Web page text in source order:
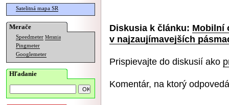
Satelitná mapa SR
Merače
Speedmeter Merania
Pingmeter
Googlemeter
Hľadanie
Diskusia k článku: Mobilní
v najzaujímavejších
Prispievajte do diskusií ako
Komentár, na ktorý